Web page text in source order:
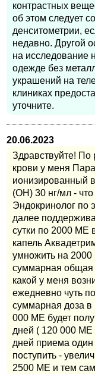
контрастных
об этом следует
денситометрии,
недавно. Другой
на исследование
одежде без
украшений на
клиниках
уточните.
20.06.2023
Здравствуйте! По
крови у меня
ионизированный
(OH) 30 нг/мл -
Эндокринолог по
далее
сутки по 2000 МЕ
капель
умножить на
суммарная общая
какой у меня
ежедневно чуть
суммарная доза в
000 МЕ будет
дней ( 120 000 МЕ
дней приема один
поступить -
2500 МЕ и тем